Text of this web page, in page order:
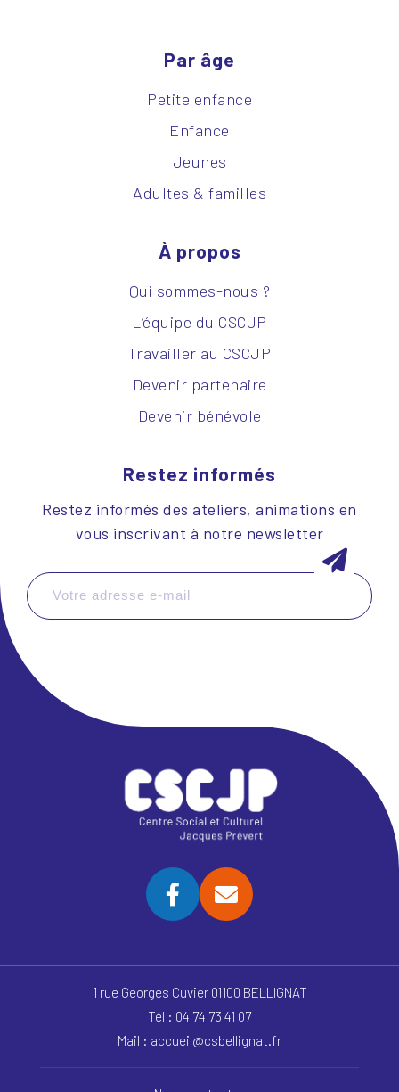
Par âge
Petite enfance
Enfance
Jeunes
Adultes & familles
À propos
Qui sommes-nous ?
L’équipe du CSCJP
Travailler au CSCJP
Devenir partenaire
Devenir bénévole
Restez informés
Restez informés des ateliers, animations en
vous inscrivant à notre newsletter
1 rue Georges Cuvier 01100 BELLIGNAT
Tél : 04 74 73 41 07
Mail : accueil@csbellignat.fr